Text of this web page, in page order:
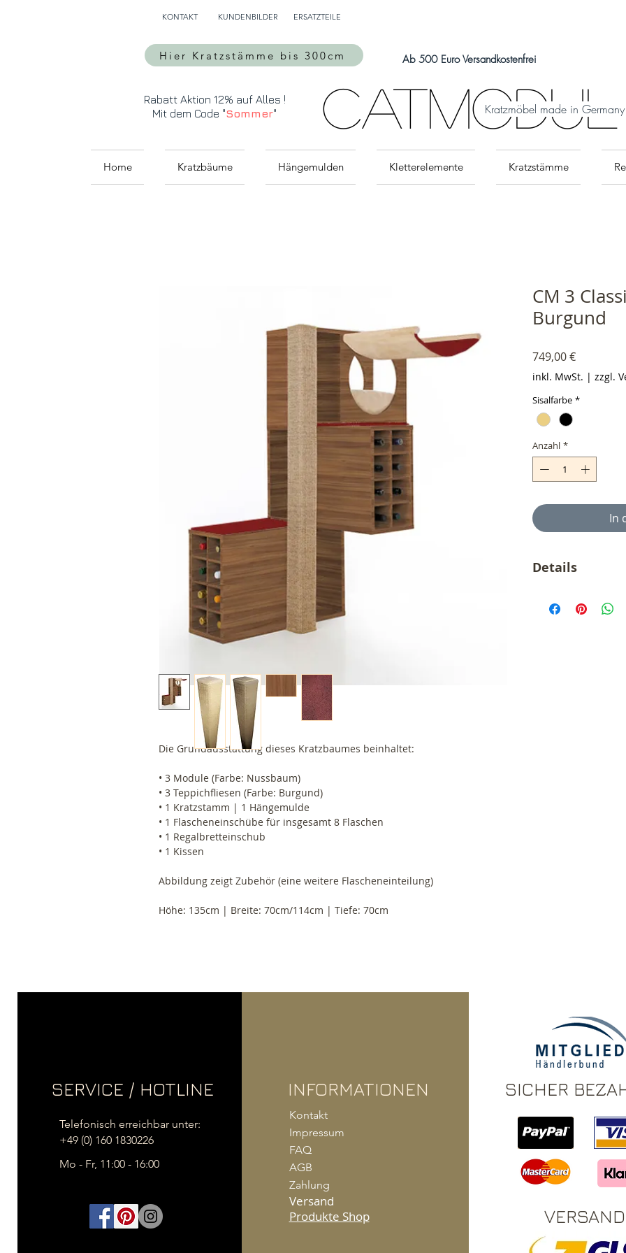
KONTAKT KUNDENBILDER ERSATZTEILE
Hier Kratzstämme bis 300cm Ab 500 Euro Versandkostenfrei
Rabatt Aktion 12% auf Alles !
Mit dem Code "Sommer" CatModul
Kratzmöbel made in Germany
Home Kratzbäume Hängemulden Kletterelemente Kratzstämme
Die Grundausstattung dieses Kratzbaumes beinhaltet:
• 3 Module (Farbe: Nussbaum)
• 3 Teppichfliesen (Farbe: Burgund)
• 1 Kratzstamm | 1 Hängemulde
• 1 Flascheneinschübe für insgesamt 8 Flaschen
• 1 Regalbretteinschub
• 1 Kissen
Abbildung zeigt Zubehör (eine weitere Flascheneinteilung)
Höhe: 135cm | Breite: 70cm/114cm | Tiefe: 70cm
CM 3
Burgund
749,00 €Preis
inkl. MwSt. | zzgl.
Sisalfarbe *
Anzahl *
In
Details
MwSt.
SERVICE / HOTLINE
Telefonisch erreichbar unter:
+49 (0) 160 1830226
Mo - Fr, 11:00 - 16:00
INFORMATIONEN
Kontakt
Impressum
FAQ
AGB
Zahlung
Versand
Produkte Shop
SICHER
VERSAND